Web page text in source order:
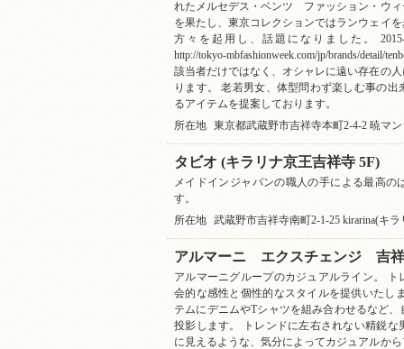
れたメルセデス・ベンツ ファッション・ウ
を果たし、東京コレクションではランウェイ
方々を起用し、話題になりました。
http://tokyo-mbfashionweek.com/jp/brands/
該当者だけではなく、オシャレに遠い存在の
ります。 老若男女、体型問わず楽しむ事の
るアイテムを提案しております。
所在地
東京都武蔵野市吉祥寺本町2-4-2 暁マ
タビオ (キラリナ京王吉祥寺 5F)
メイドインジャパンの職人の手による最高の
す。
所在地
武蔵野市吉祥寺南町2-1-25 kirarina(キ
アルマーニ エクスチェンジ 吉
アルマーニグループのカジュアルライン。
会的な感性と個性的なスタイルを提供いたし
テムにデニムやTシャツを組み合わせるなど
投影します。 トレンドに左右されない精鋭
に見えるような、気分によってカジュアルか